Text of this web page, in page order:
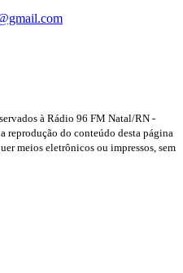
à Rádio 96 FM Natal/RN -
reprodução do conteúdo desta página
meios eletrônicos ou impressos, sem